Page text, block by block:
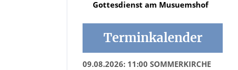
Gottesdienst am Musuemshof
Terminkalender
09.08.2026: 11:00 SOMMERKIRCHE